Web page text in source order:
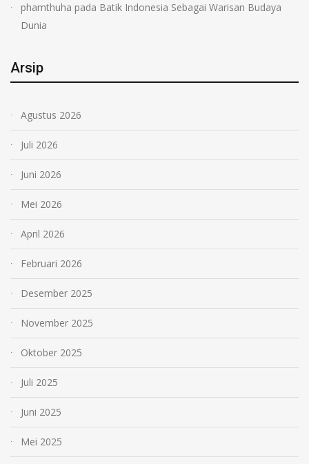
phamthuha pada Batik Indonesia Sebagai Warisan Budaya
Dunia
Arsip
Agustus 2026
Juli 2026
Juni 2026
Mei 2026
April 2026
Februari 2026
Desember 2025
November 2025
Oktober 2025
Juli 2025
Juni 2025
Mei 2025